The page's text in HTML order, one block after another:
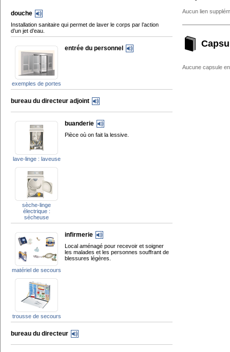
douche
Installation sanitaire qui permet de laver le corps par l’action
d’un jet d’eau.
exemples de portes
entrée du personnel
bureau du directeur adjoint
lave-linge : laveuse
sèche-linge
électrique :
sécheuse
buanderie
Pièce où on fait la lessive.
matériel de secours
trousse de secours
infirmerie
Local aménagé pour recevoir et soigner
les malades et les personnes souffrant de
blessures légères.
bureau du directeur
Aucun lien
Aucune capsule